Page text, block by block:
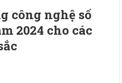
công nghệ số
2024 cho các